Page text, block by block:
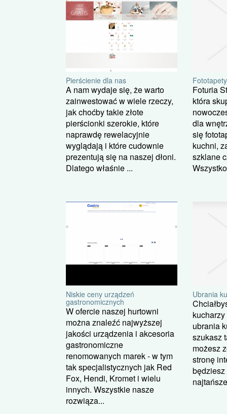
Pierścienie dla nas
A nam wydaje się, że warto
zainwestować w wiele rzeczy,
jak choćby takie złote
pierścionki szerokie, które
naprawdę rewelacyjnie
wyglądają i które cudownie
prezentują się na naszej dłoni.
Dlatego właśnie ...
Foturia
która
dla
się
kuchni,
szklane
Niskie ceny urządzeń
gastronomicznych
W ofercie naszej hurtowni
można znaleźć najwyższej
jakości urządzenia i akcesoria
gastronomiczne
renomowanych marek - w tym
tak specjalistycznych jak Red
Fox, Hendi, Kromet i wielu
innych. Wszystkie nasze
rozwiąza...
Ubrania
ubrania
szukasz
możesz
stronę
będziesz